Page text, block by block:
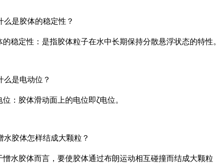
么是胶体的稳定性？
的稳定性：是指胶体粒子在水中长期保持分散悬浮状态的特性
么是电动位？
位：胶体滑动面上的电位即ζ电位。
水胶体怎样结成大颗粒？
憎水胶体而言，要使胶体通过布朗运动相互碰撞而结成大颗